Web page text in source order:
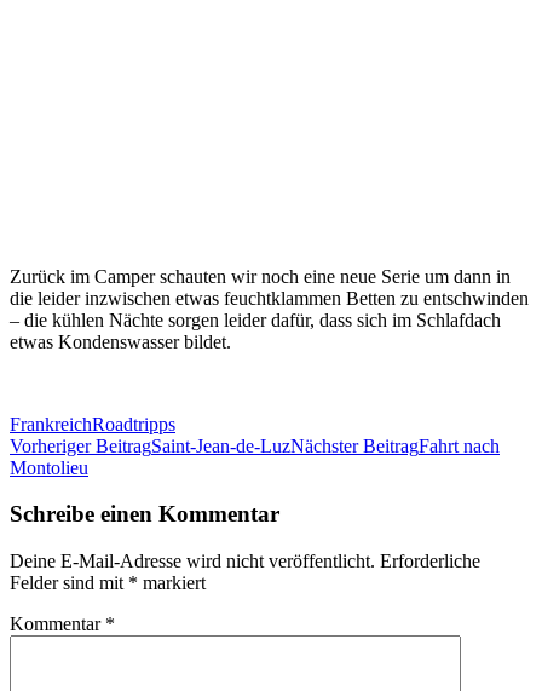
Zurück im Camper schauten wir noch eine neue Serie um dann in
die leider inzwischen etwas feuchtklammen Betten zu entschwinden
– die kühlen Nächte sorgen leider dafür, dass sich im Schlafdach
etwas Kondenswasser bildet.
FrankreichRoadtripps
Beitrags-
Navigation
Vorheriger BeitragSaint-Jean-de-LuzNächster BeitragFahrt nach
Montolieu
Schreibe einen Kommentar
Deine E-Mail-Adresse wird nicht veröffentlicht. Erforderliche
Felder sind mit * markiert
Kommentar *